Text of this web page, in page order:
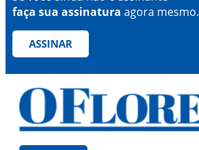
faça sua assinatura agora mesmo.
ASSINAR